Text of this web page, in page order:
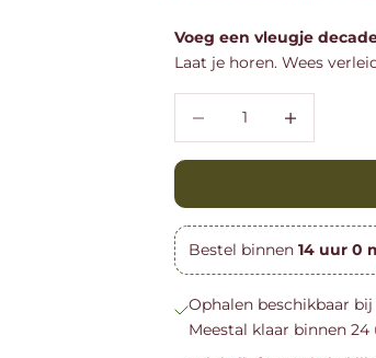
Voeg een vleugje
Laat je horen. Wees
Bestel binnen 14uur 0
Ophalen beschikbaar
Meestal klaar binnen 24